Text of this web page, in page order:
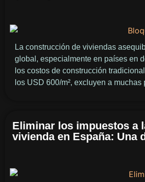
La construcción de viviendas
global, especialmente en países en
los costos de construcción
los USD 600/m², excluyen a muchas
Eliminar los impuestos a
vivienda en España: Una